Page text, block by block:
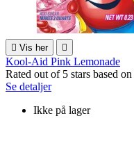
 Vis her 
Kool-Aid Pink Lemonade
Rated out of 5 stars based on
Se detaljer
Ikke på lager